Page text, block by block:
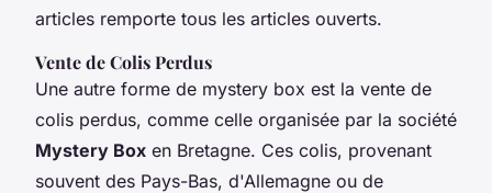
articles remporte tous les articles ouverts.
Vente de Colis Perdus
Une autre forme de mystery box est la vente de
colis perdus, comme celle organisée par la société
Mystery Box en Bretagne. Ces colis, provenant
souvent des Pays-Bas, d'Allemagne ou de